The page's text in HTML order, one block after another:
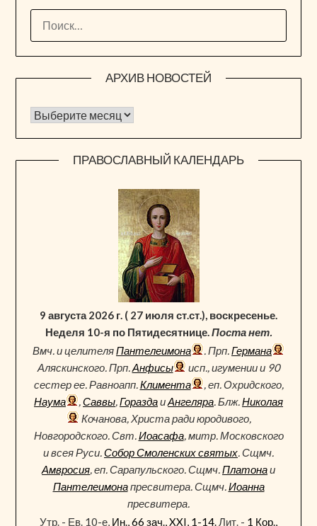
АРХИВ НОВОСТЕЙ
Архив новостей
ПРАВОСЛАВНЫЙ КАЛЕНДАРЬ
9 августа 2026 г. ( 27 июля ст.ст.), воскресенье.
Неделя 10-я по Пятидесятнице.Поста нет.
Вмч. и целителяПантелеимона . Прп.Германа
Аляскинского. Прп.Анфисы
исп., игумении и 90
сестер ее. Равноапп.Климента
, еп. Охридского,
Наума
,Саввы,ГораздаиАнгеляра. Блж.Николая
Кочанова, Христа ради юродивого,
Новгородского. Свт.Иоасафа, митр. Московского
и всея Руси.Собор Смоленских святых. Сщмч.
Амвросия, еп. Сарапульского. Сщмч.Платонаи
Пантелеимонапресвитера. Сщмч.Иоанна
пресвитера.
Утр. - Ев. 10-е, Ин., 66 зач., XXI, 1-14.Лит. - 1 Кор.,